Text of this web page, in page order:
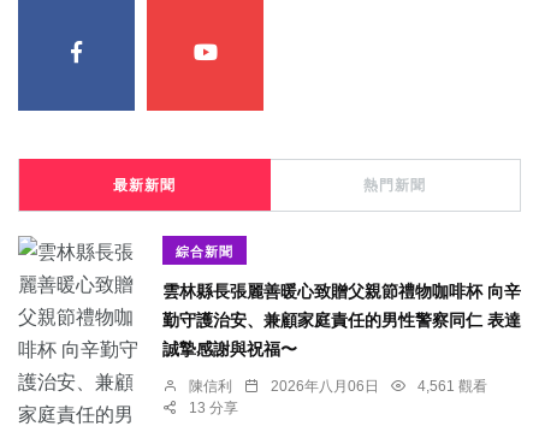
最新新聞 熱門新聞
綜合新聞
雲林縣長張麗善暖心致贈父親節禮物咖啡杯 向辛
勤守護治安、兼顧家庭責任的男性警察同仁 表達
誠摯感謝與祝福〜
陳信利 2026年八月06日
4,561 觀看
13 分享